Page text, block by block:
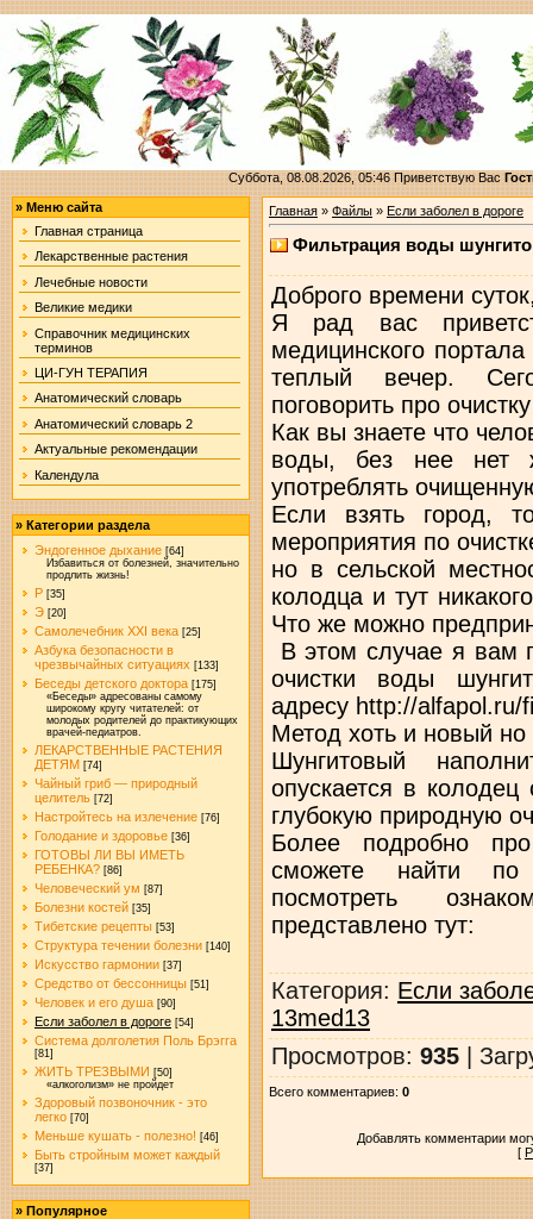
Суббота, 08.08.2026, 05:46Приветствую Вас
» Меню сайта
Главная страница
Лекарственные растения
Лечебные новости
Великие медики
Справочник медицинских
терминов
ЦИ-ГУН ТЕРАПИЯ
Анатомический словарь
Анатомический словарь 2
Актуальные рекомендации
Календула
» Категории раздела
Эндогенное дыхание [64]
Избавиться от болезней, значительно
продлить жизнь!
Р [35]
Э [20]
Самолечебник XXI века [25]
Азбука безопасности в
чрезвычайных ситуациях [133]
Беседы детского доктора [175]
«Беседы» адресованы самому
широкому кругу читателей: от
молодых родителей до практикующих
врачей-педиатров.
ЛЕКАРСТВЕННЫЕ РАСТЕНИЯ
ДЕТЯМ [74]
Чайный гриб — природный
целитель [72]
Настройтесь на излечение [76]
Голодание и здоровье [36]
ГОТОВЫ ЛИ ВЫ ИМЕТЬ
РЕБЕНКА? [86]
Человеческий ум [87]
Болезни костей [35]
Тибетские рецепты [53]
Структура течении болезни [140]
Искусство гармонии [37]
Средство от бессонницы [51]
Человек и его душа [90]
Если заболел в дороге [54]
Система долголетия Поль Брэгга
[81]
ЖИТЬ ТРЕЗВЫМИ [50]
«алкоголизм» не пройдет
Здоровый позвоночник - это
легко [70]
Меньше кушать - полезно! [46]
Быть стройным может каждый
[37]
» Популярное
Главная» Файлы» Если заболел в дороге
Фильтрация воды
Доброго времени
Я рад вас
медицинского
теплый вечер.
поговорить про
Как вы знаете что
воды, без нее нет
употреблять
Если взять город,
мероприятия по
но в сельской
колодца и тут
Что же можно
В этом случае я вам
очистки воды
адресу http://
Метод хоть и новый но
Шунгитовый
опускается в
глубокую природную
Более подробно
сможете найти по
посмотреть
представлено тут:
Категория: Если
13med13
Просмотров: 935|
Всего комментариев: 0
Добавлять комментарии
[